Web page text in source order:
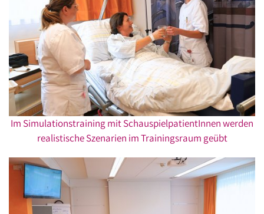
Im Simulationstraining mit SchauspielpatientInnen werden
realistische Szenarien im Trainingsraum geübt